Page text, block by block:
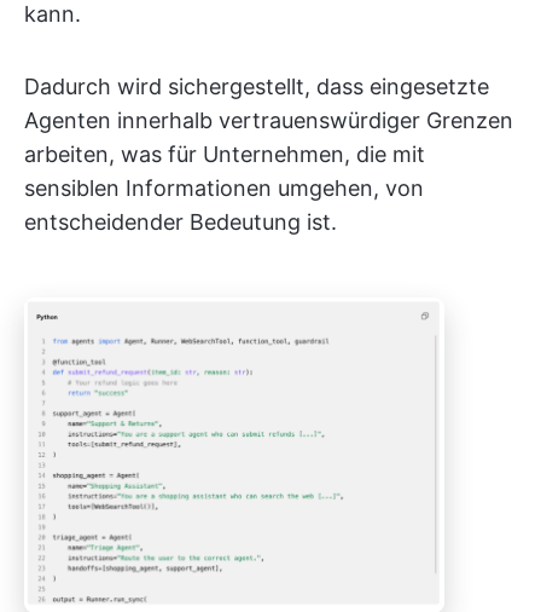
kann.
Dadurch wird sichergestellt, dass eingesetzte
Agenten innerhalb vertrauenswürdiger Grenzen
arbeiten, was für Unternehmen, die mit
sensiblen Informationen umgehen, von
entscheidender Bedeutung ist.